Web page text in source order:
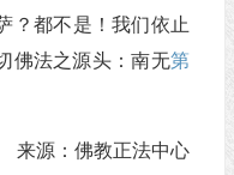
？都不是！我们依止
佛法之源头：南无第
来源：佛教正法中心